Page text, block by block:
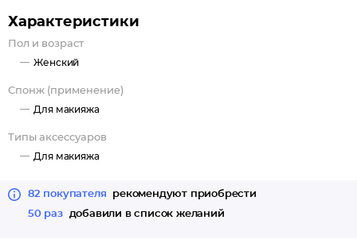
Характеристики
Пол и возраст
Женский
Спонж (применение)
Для макияжа
Типы аксессуаров
Для макияжа
82 покупателя
рекомендуют приобрести
50 раз
добавили в список желаний